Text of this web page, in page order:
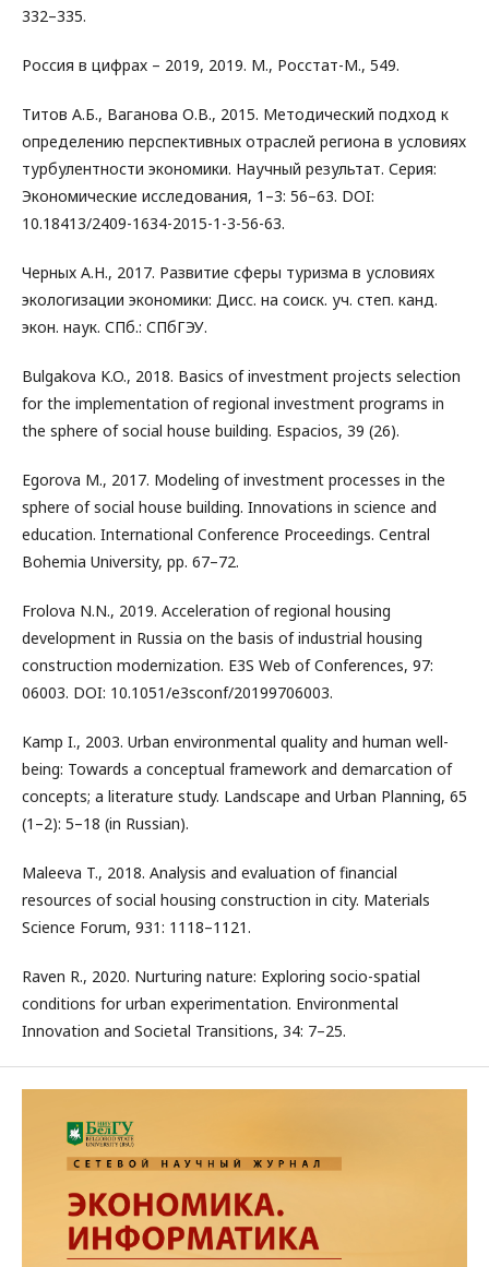
332–335.
Россия в цифрах – 2019, 2019. М., Росстат-M., 549.
Титов А.Б., Ваганова О.В., 2015. Методический подход к
определению перспективных отраслей региона в условиях
турбулентности экономики. Научный результат. Серия:
Экономические исследования, 1–3: 56–63. DOI:
10.18413/2409-1634-2015-1-3-56-63.
Черных А.Н., 2017. Развитие сферы туризма в условиях
экологизации экономики: Дисс. на соиск. уч. степ. канд.
экон. наук. СПб.: СПбГЭУ.
Bulgakova K.O., 2018. Basics of investment projects selection
for the implementation of regional investment programs in
the sphere of social house building. Espacios, 39 (26).
Egorova M., 2017. Modeling of investment processes in the
sphere of social house building. Innovations in science and
education. International Conference Proceedings. Central
Bohemia University, pp. 67–72.
Frolova N.N., 2019. Acceleration of regional housing
development in Russia on the basis of industrial housing
construction modernization. E3S Web of Conferences, 97:
06003. DOI: 10.1051/e3sconf/20199706003.
Kamp I., 2003. Urban environmental quality and human well-
being: Towards a conceptual framework and demarcation of
concepts; a literature study. Landscape and Urban Planning, 65
(1–2): 5–18 (in Russian).
Maleeva T., 2018. Analysis and evaluation of financial
resources of social housing construction in city. Materials
Science Forum, 931: 1118–1121.
Raven R., 2020. Nurturing nature: Exploring socio-spatial
conditions for urban experimentation. Environmental
Innovation and Societal Transitions, 34: 7–25.